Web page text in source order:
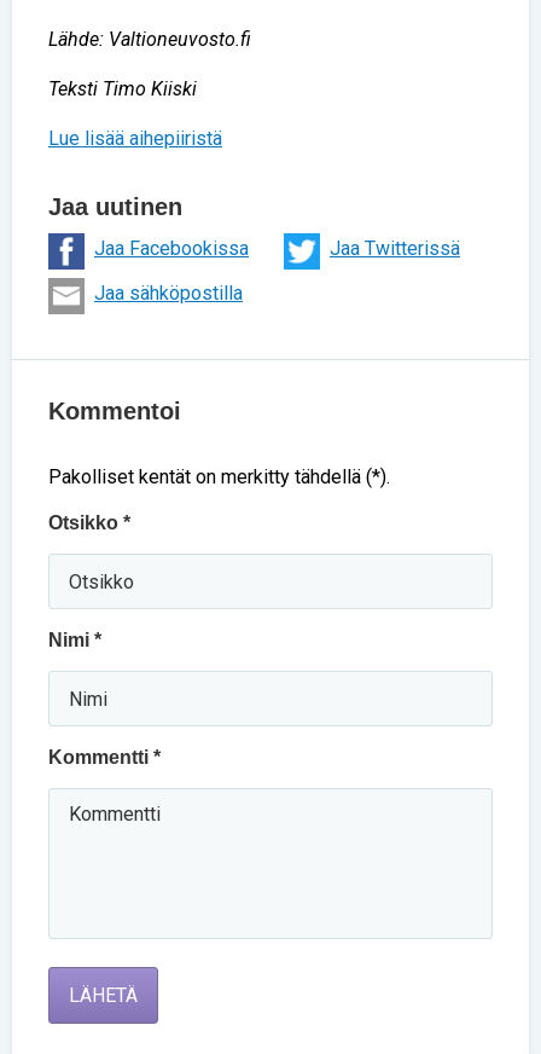
Lähde: Valtioneuvosto.fi
Teksti Timo Kiiski
Lue lisää aihepiiristä
Jaa uutinen
Jaa Facebookissa
Jaa Twitterissä
Jaa sähköpostilla
Kommentoi
Pakolliset kentät on merkitty tähdellä (*).
Otsikko *
Nimi *
Kommentti *
LÄHETÄ